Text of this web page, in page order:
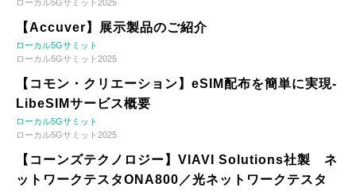
ローカル5Gサミット2025
【Accuver】展示製品のご紹介
ローカル5Gサミット
ローカル5Gサミット2025
【コモン・クリエーション】eSIM配布を簡単に実現-
LibeSIMサービス概要
ローカル5Gサミット
ローカル5Gサミット2025
【コーンズテクノロジー】VIAVI Solutions社製 ネ
ットワークテスタONA800／光ネットワークテスタ